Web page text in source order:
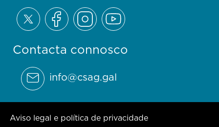
Contacta connosco
info@csag.gal
Aviso legal e política de privacidade